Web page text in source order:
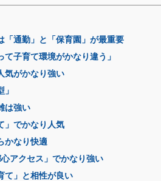
「通勤」と「保育園」が最重要
て子育て環境がかなり違う」
気がかなり強い
は強い
」でかなり人気
かなり快適
アクセス」でかなり強い
て」と相性が良い